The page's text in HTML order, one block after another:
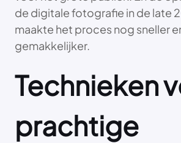
de digitale fotografie in de late
maakte het proces nog sneller
gemakkelijker.
Technieken
prachtige